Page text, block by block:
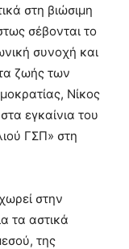
στη βιώσιμη
σέβονται το
συνοχή και
ζωής των
Νίκος
εγκαίνια του
ΓΣΠ» στη
στην
τα αστικά
της